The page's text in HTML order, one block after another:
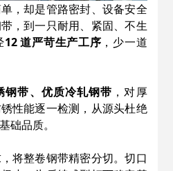
，却是管路密封、设备安全
，到一只耐用、紧固、不生
12 道严苛生产工序 ，少一道
钢带、优质冷轧钢带 ，对厚
性能逐一检测，从源头杜绝
础品质。
将整卷钢带精密分切。切口